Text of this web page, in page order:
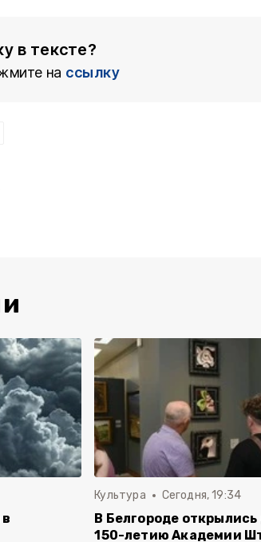
в тексте?
на ссылку
Культура Сегодня, 19:34
В Белгороде
150-летию Академии